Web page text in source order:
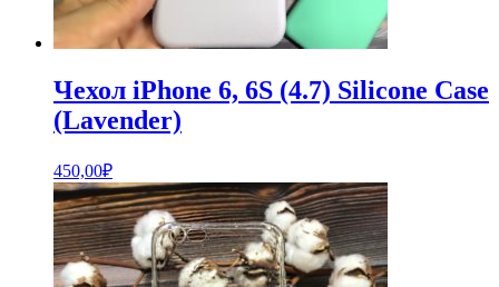
Чехол iPhone 6, 6S (4.7) Silicone Case
(Lavender)
450,00₽